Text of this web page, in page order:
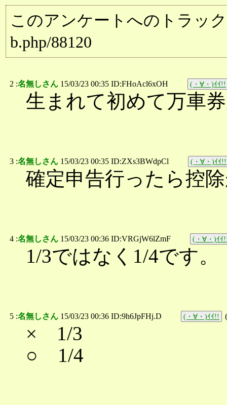
このアンケートへのトラッ
b.php/88120
2 :名無しさん 15/03/23 00:35 ID:FHoAcl6xOH (・∀・)ｲｲ!!
生まれて初めて万車
3 :名無しさん 15/03/23 00:35 ID:ZXs3BWdpCl (・∀・)ｲｲ!!
確定申告行ったら控
4 :名無しさん 15/03/23 00:36 ID:VRGjW6lZmF (・∀・)ｲｲ
1/3ではなく1/4です。
5 :名無しさん 15/03/23 00:36 ID:9h6JpFHj.D (・∀・)ｲｲ!! (
× 1/3
○ 1/4